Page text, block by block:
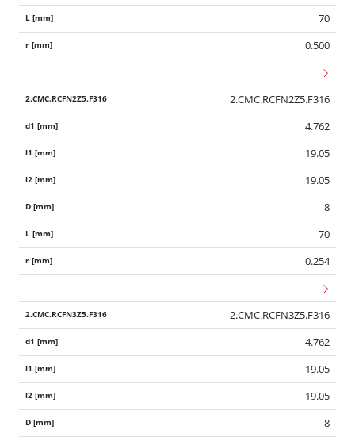
70
0.500
2.CMC.RCFN2Z5.F316
4.762
19.05
19.05
8
70
0.254
2.CMC.RCFN3Z5.F316
4.762
19.05
19.05
8